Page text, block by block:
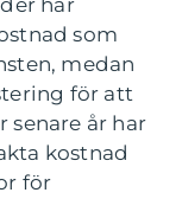
har
som
medan
för att
senare år har
kostnad
för